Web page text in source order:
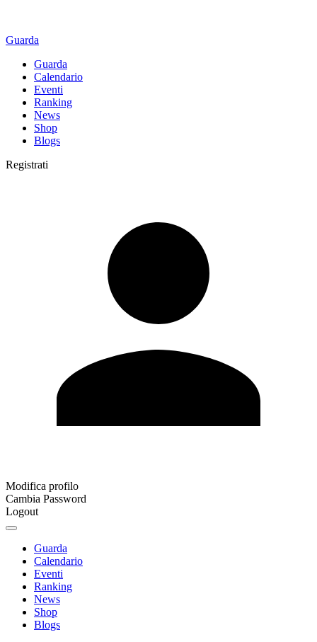
Guarda
Guarda
Calendario
Eventi
Ranking
News
Shop
Blogs
Registrati
Modifica profilo
Cambia Password
Logout
Guarda
Calendario
Eventi
Ranking
News
Shop
Blogs